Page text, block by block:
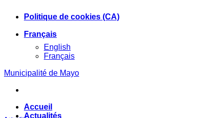
content
Politique de cookies (CA)
Français
English
Français
Municipalité de Mayo
Accueil
Actualités